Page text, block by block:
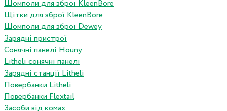
Шомполи для зброї KleenBore
Щітки для зброї KleenBore
Шомполи для зброї Dewey
Зарядні пристрої
Сонячні панелі Houny
Litheli сонячні панелі
Зарядні станції Litheli
Повербанки Litheli
Повербанки Flextail
Засоби від комах